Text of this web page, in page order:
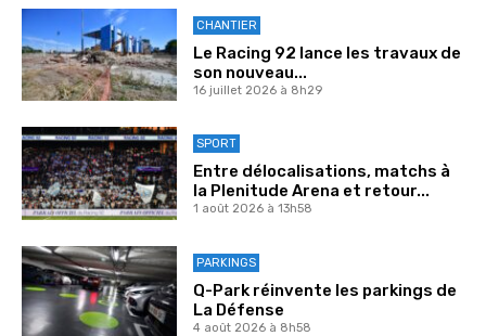
CHANTIER
Le Racing 92 lance les travaux de
son nouveau...
16 juillet 2026 à 8h29
SPORT
Entre délocalisations, matchs à
la Plenitude Arena et retour...
1 août 2026 à 13h58
PARKINGS
Q-Park réinvente les parkings de
La Défense
4 août 2026 à 8h58